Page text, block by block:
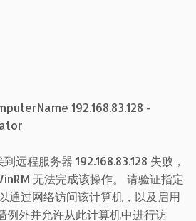
192.168.83.128 -
远程服务器 192.168.83.128 失败，
无法完成该操作。 请验证指定
通过网络访问该计算机，以及启用
例外并允许从此计算机中进行访